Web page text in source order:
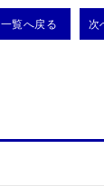
一覧へ戻る 次